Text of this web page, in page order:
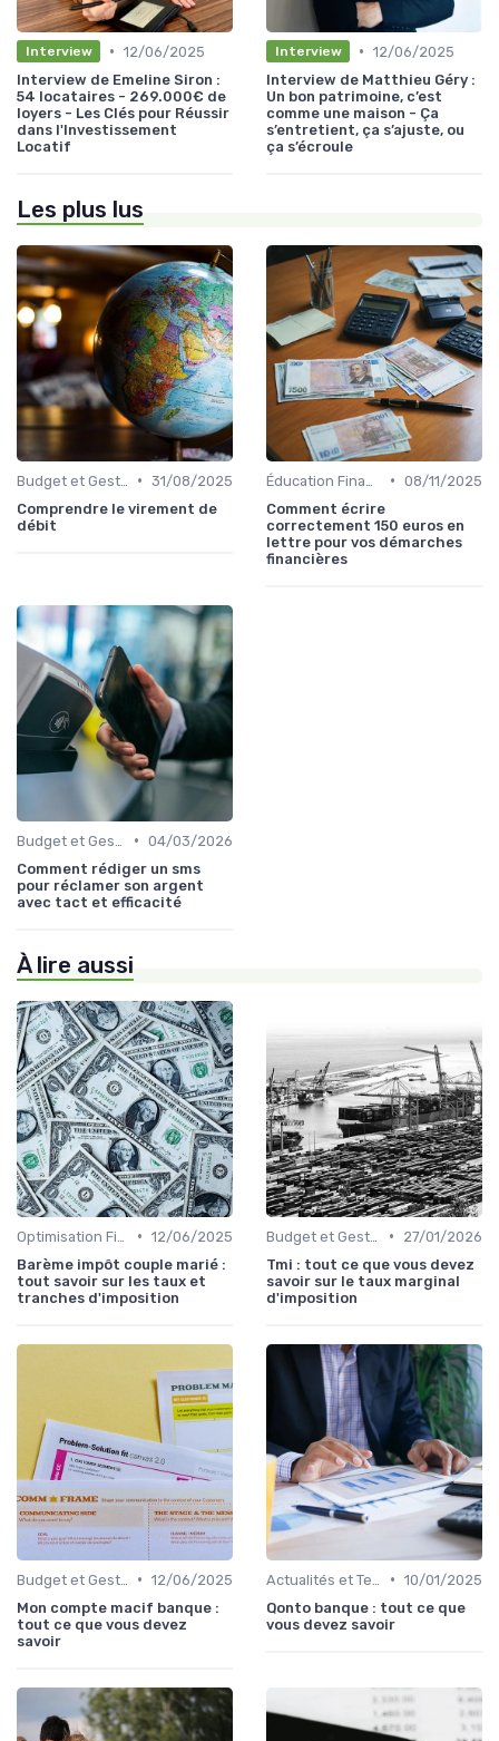
Interview • 12/06/2025
Interview de Emeline Siron :
54 locataires - 269.000€ de
loyers - Les Clés pour Réussir
dans l'Investissement
Locatif
Interview • 12/06/2025
Interview de Matthieu Géry :
Un bon patrimoine, c’est
comme une maison - Ça
s’entretient, ça s’ajuste, ou
ça s’écroule
Les plus lus
• 31/08/2025
Comprendre le virement de
débit
• 08/11/2025
Comment écrire
correctement 150 euros en
lettre pour vos démarches
financières
• 04/03/2026
Comment rédiger un sms
pour réclamer son argent
avec tact et efficacité
À lire aussi
• 12/06/2025
Barème impôt couple marié :
tout savoir sur les taux et
tranches d'imposition
•
27/01/2026
Tmi : tout ce que vous devez
savoir sur le taux marginal
d'imposition
• 12/06/2025
Mon compte macif banque :
tout ce que vous devez
savoir
• 10/01/2025
Qonto banque : tout ce que
vous devez savoir